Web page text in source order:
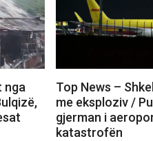
nga
Top News –
me eksploziv /
gjerman i
katastrofën